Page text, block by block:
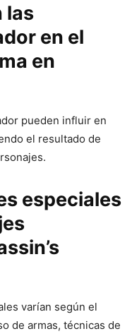
las
en el
en
pueden influir en
el resultado de
especiales
varían según el
de armas, técnicas de